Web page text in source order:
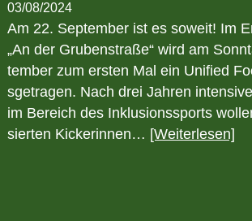
03/08/2024
Am 22. September ist es soweit! Im
„An der Grubenstraße“ wird am
tember zum ersten Mal ein Unified
sgetragen. Nach drei Jahren
im Bereich des Inklusionssports
sierten Kickerinnen… [Weiterlesen]